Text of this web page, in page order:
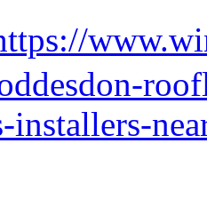
installers-